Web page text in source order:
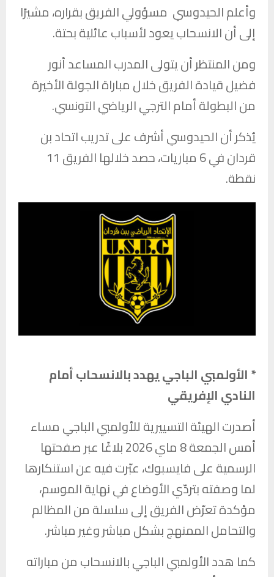
وأعلم الحيدوسي مسؤولي الفريق بقراره، مشيرًا
إلى أن الانسحاب يعود لأسباب عائلية بحتة.
ومن المنتظر أن يتولى المدرب المساعدأنور
فضيلقيادة الفريق خلال مباراة الجولة الأخيرة
من البطولة أمامالترجي الرياضي التونسي.
يُذكر أن الحيدوسي أشرف على تدريب اتحاد بن
قردان في 6 مباريات، حصد خلالها الفريق 11
نقطة.
* الأولمبي الباجي يهدد بالانسحاب أمام
النادي الإفريقي
أصدرت الهيئة التسييرية للأولمبي الباجيمساء
أمس الجمعة 8 ماي 2026 بلاغًا عبر صفحتها
الرسمية على فايسبوك، عبّرت فيه عن استنكارها
لما وصفته بتردّي الأوضاع في نهاية الموسم،
مؤكدة تعرّض الفريق إلى سلسلة من المظالم
والتحامل الممنهج بشكل مباشر وغير مباشر.
كما هدد الأولمبي الباجي بالانسحاب من مباراته